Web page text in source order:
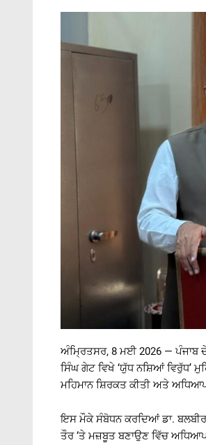
ਅੰਮ੍ਰਿਤਸਰ, 8 ਮਈ 2026 — ਪੰਜਾਬ
ਸਿੰਘ ਗੇਟ ਵਿਖੇ ‘ਯੁੱਧ ਨਸ਼ਿਆਂ ਵਿਰੁੱਧ’
ਮਹਿਮਾਨ ਸ਼ਿਰਕਤ ਕੀਤੀ ਅਤੇ
ਇਸ ਮੌਕੇ ਸੰਬੋਧਨ ਕਰਦਿਆਂ ਡਾ. ਬਲਬੀਰ
ਤੌਰ ‘ਤੇ ਮਜ਼ਬੂਤ ਬਣਾਉਣ ਵਿੱਚ